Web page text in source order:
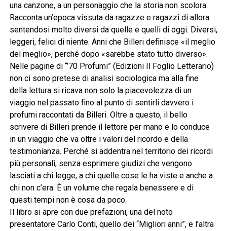
una canzone, a un personaggio che la storia non scolora.
Racconta un’epoca vissuta da ragazze e ragazzi di allora
sentendosi molto diversi da quelle e quelli di oggi. Diversi,
leggeri, felici di niente. Anni che Billeri definisce «il meglio
del meglio», perché dopo «sarebbe stato tutto diverso».
Nelle pagine di “’70 Profumi” (Edizioni Il Foglio Letterario)
non ci sono pretese di analisi sociologica ma alla fine
della lettura si ricava non solo la piacevolezza di un
viaggio nel passato fino al punto di sentirli davvero i
profumi raccontati da Billeri. Oltre a questo, il bello
scrivere di Billeri prende il lettore per mano e lo conduce
in un viaggio che va oltre i valori del ricordo e della
testimonianza. Perché si addentra nel territorio dei ricordi
più personali, senza esprimere giudizi che vengono
lasciati a chi legge, a chi quelle cose le ha viste e anche a
chi non c’era. È un volume che regala benessere e di
questi tempi non è cosa da poco.
Il libro si apre con due prefazioni, una del noto
presentatore Carlo Conti, quello dei “Migliori anni”, e l’altra